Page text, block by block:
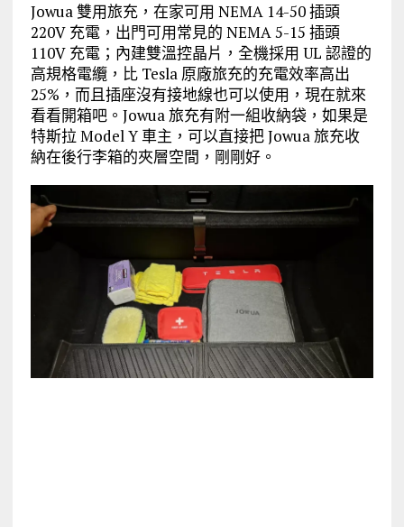
Jowua 雙用旅充，在家可用 NEMA 14-50 插頭
220V 充電，出門可用常見的 NEMA 5-15 插頭
110V 充電；內建雙溫控晶片，全機採用 UL 認證的
高規格電纜，比 Tesla 原廠旅充的充電效率高出
25%，而且插座沒有接地線也可以使用，現在就來
看看開箱吧。Jowua 旅充有附一組收納袋，如果是
特斯拉 Model Y 車主，可以直接把 Jowua 旅充收
納在後行李箱的夾層空間，剛剛好。